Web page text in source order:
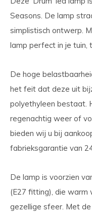
Seasons. De lamp
simplistisch ontwerp.
lamp perfect in je tuin,
De hoge
het feit dat deze uit
polyethyleen bestaat.
regenachtig weer of
bieden wij u bij
fabrieksgarantie van
De lamp is voorzien
(E27 fitting), die warm
gezellige sfeer. Met